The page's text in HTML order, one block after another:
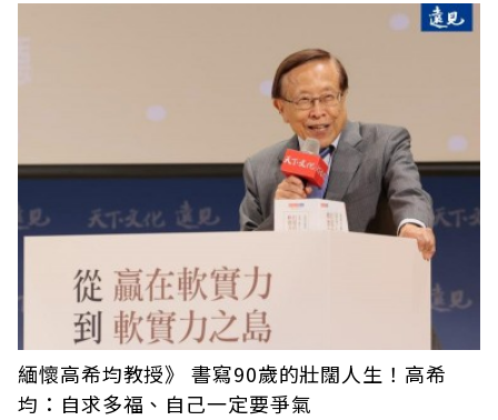
緬懷高希均教授》 書寫90歲的壯闊人生！高希
均：自求多福、自己一定要爭氣